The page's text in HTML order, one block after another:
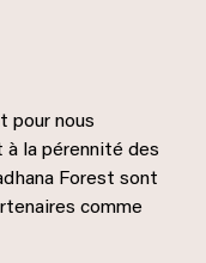
pour nous
la pérennité des
Forest sont
comme